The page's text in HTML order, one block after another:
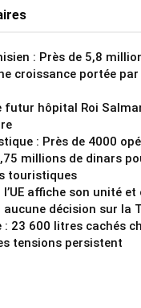
: Près de 5,8
croissance portée
futur hôpital Roi
: Près de 4000
millions de dinars
touristiques
l’UE affiche son unité
décision sur la
: 23 600 litres cachés
tensions persistent